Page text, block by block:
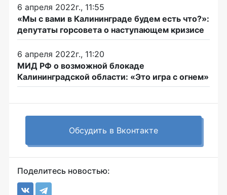
6 апреля 2022г., 11:55
«Мы с вами в Калининграде будем есть что?»:
депутаты горсовета о наступающем кризисе
6 апреля 2022г., 11:20
МИД РФ о возможной блокаде
Калининградской области: «Это игра с огнем»
Обсудить в Вконтакте
Поделитесь новостью: